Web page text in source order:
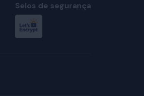
Selos de segurança